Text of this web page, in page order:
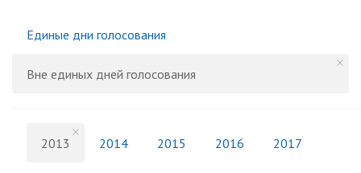
Единые дни голосования
Вне единых дней голосования
2013 2014 2015 2016 2017